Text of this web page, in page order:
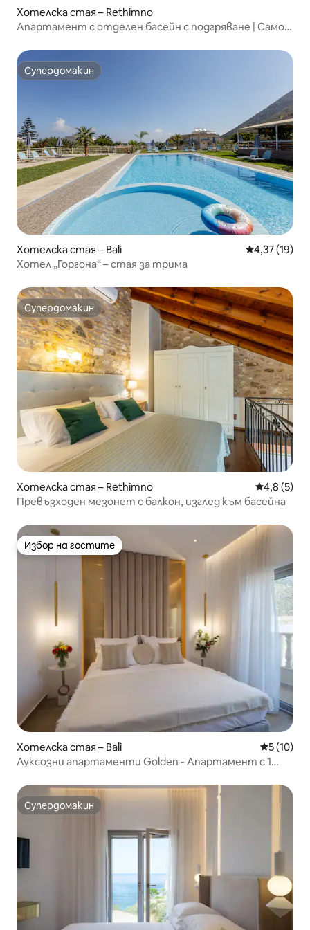
Хотелска стая – Rethimno
Апартамент с отделен басейн с подгряване | Само
Супердомакин
Супердомакин
Хотелска стая – Bali Средна
4,37 (19)
Хотел „Горгона“ – стая за трима
Супердомакин
Супердомакин
Хотелска стая – Rethimno Средна
4,8 (5)
Превъзходен мезонет с балкон, изглед към басейна
Избор на гостите
Избор на гостите
Хотелска стая – Bali Средна
5 (10)
Луксозни апартаменти Golden - Апартамент с 1
Супердомакин
Супердомакин